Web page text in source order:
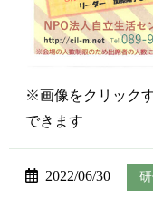
※画像をクリック
できます
2022/06/30